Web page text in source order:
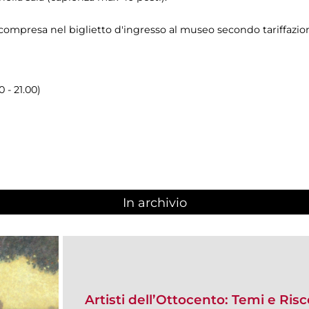
nel biglietto d'ingresso al museo secondo
- 21.00)
In archivio
Artisti dell’Ottocento: Temi e